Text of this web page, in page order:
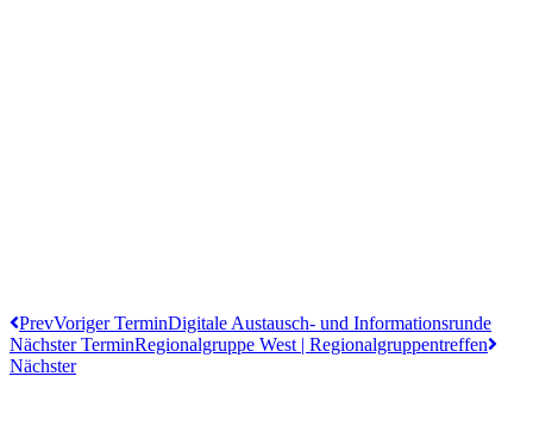
PrevVoriger TerminDigitale Austausch- und Informationsrunde
Nächster TerminRegionalgruppe West | Regionalgruppentreffen
Nächster